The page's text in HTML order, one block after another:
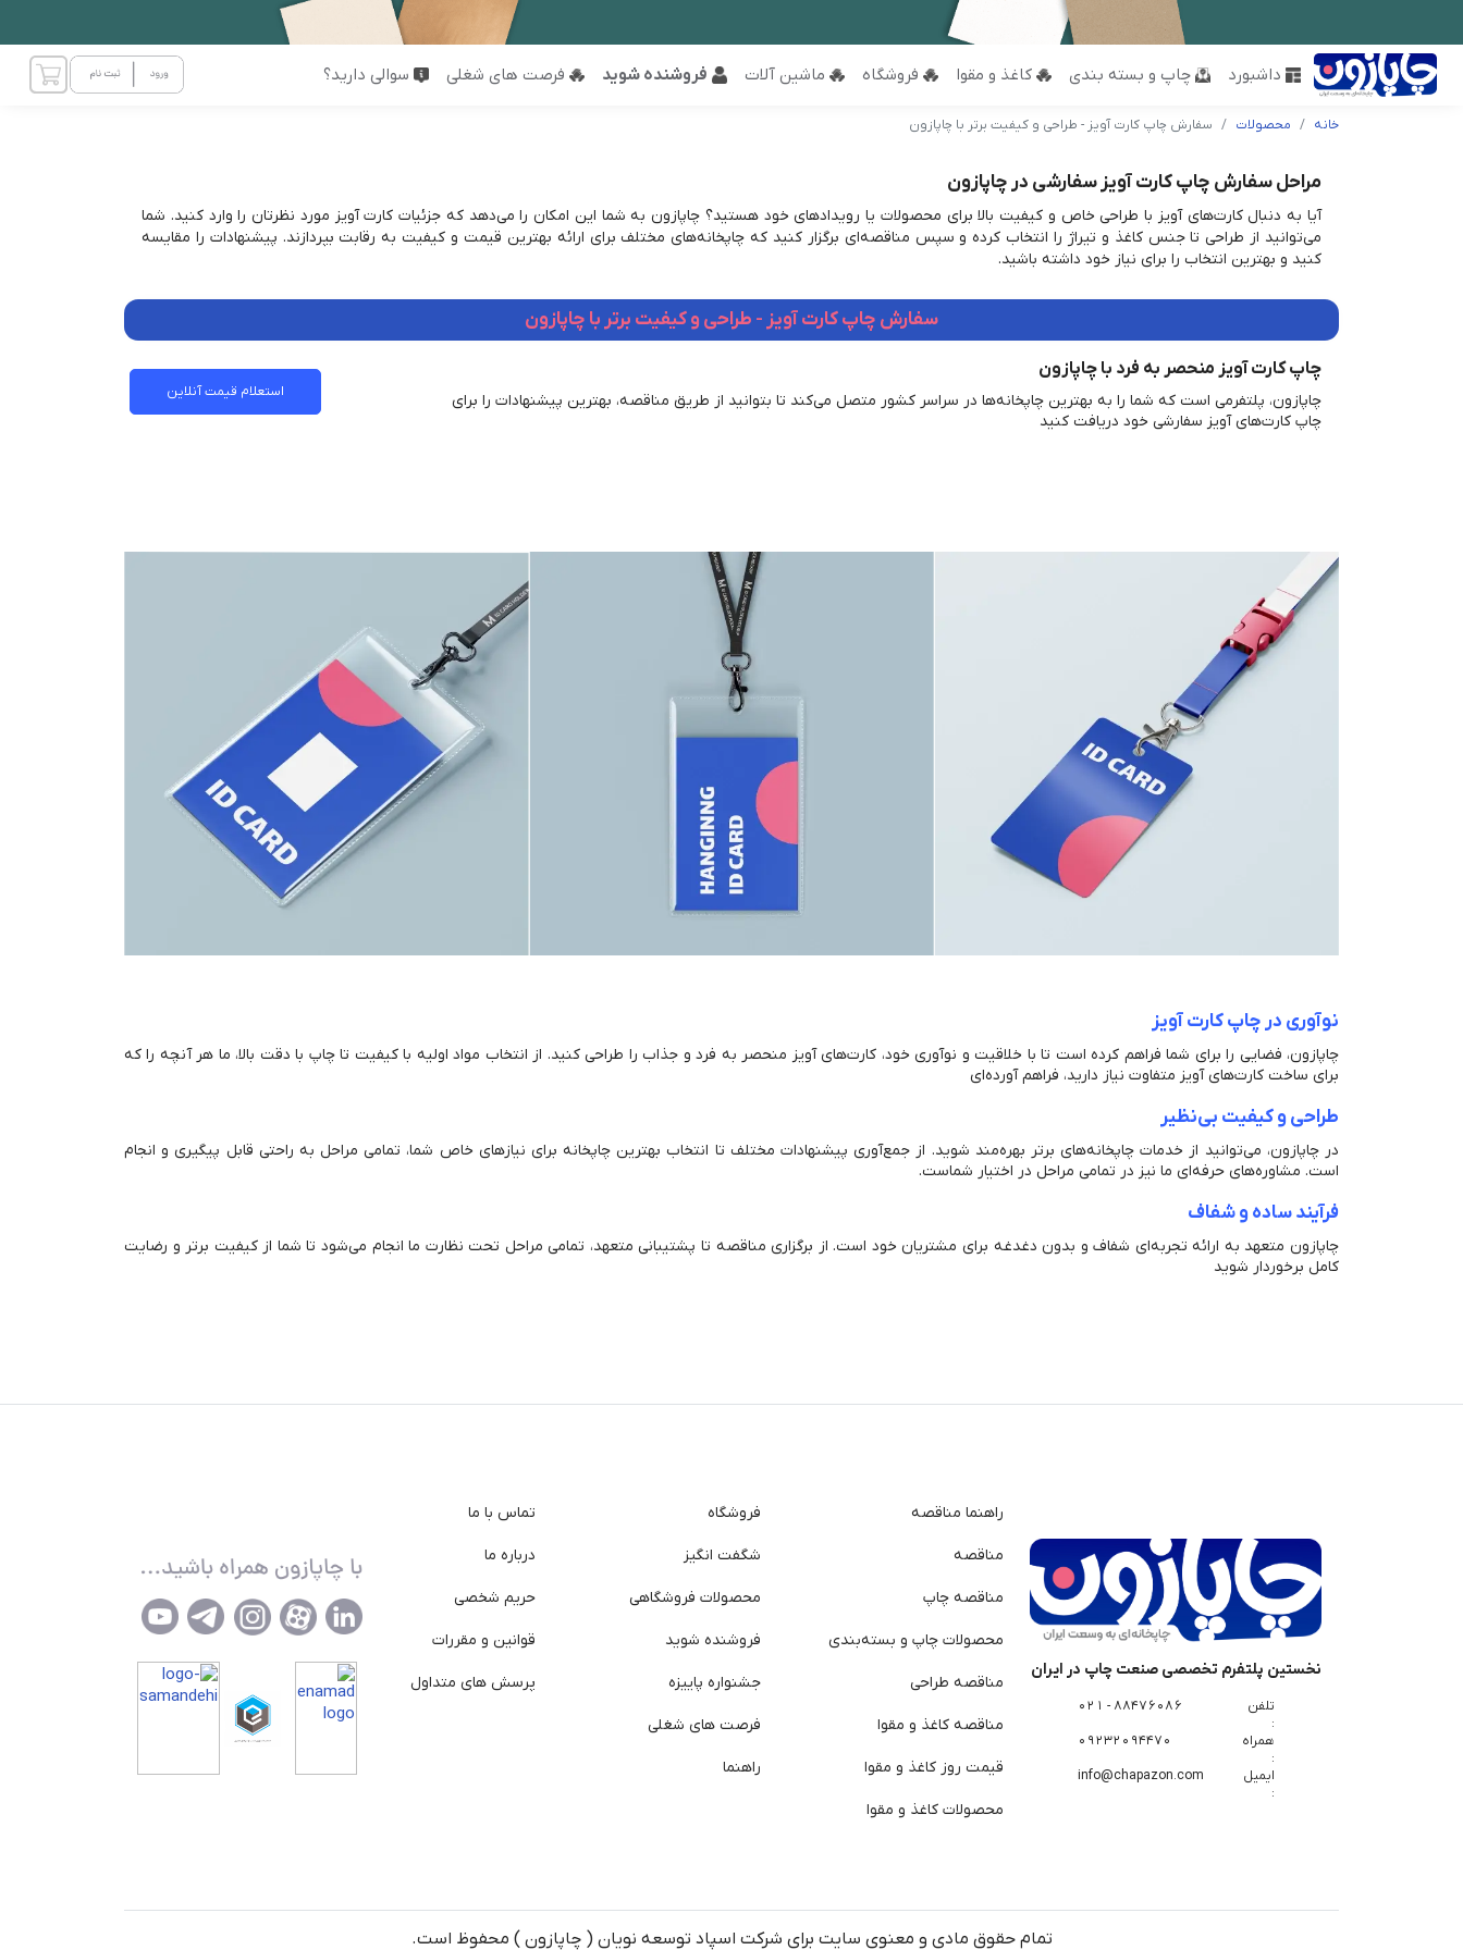
داشبورد چاپ و بسته بندی کاغذ و مقوا فروشگاه ماشین آلات فروشنده شوید فرصت های شغلی سوالی دارید؟
خانه محصولات سفارش چاپ کارت آویز - طراحی و کیفیت برتر با چاپازون
مراحل سفارش چاپ کارت آویز سفارشی در چاپازون
آیا به دنبال کارت‌های آویز با طراحی خاص و کیفیت بالا برای محصولات یا رویدادهای خود هستید؟ چاپازون به شما این امکان را می‌دهد که جزئیات کارت آویز مورد نظرتان را وارد کنید. شما
می‌توانید از طراحی تا جنس کاغذ و تیراژ را انتخاب کرده و سپس مناقصه‌ای برگزار کنید که چاپخانه‌های مختلف برای ارائه بهترین قیمت و کیفیت به رقابت بپردازند. پیشنهادات را مقایسه
کنید و بهترین انتخاب را برای نیاز خود داشته باشید.
سفارش چاپ کارت آویز - طراحی و کیفیت برتر با چاپازون
چاپ کارت آویز منحصر به فرد با چاپازون
چاپازون، پلتفرمی است که شما را به بهترین چاپخانه‌ها در سراسر کشور متصل می‌کند تا بتوانید از طریق مناقصه، بهترین پیشنهادات را برای
چاپ کارت‌های آویز سفارشی خود دریافت کنید
استعلام قیمت آنلاین
نوآوری در چاپ کارت آویز
چاپازون، فضایی را برای شما فراهم کرده است تا با خلاقیت و نوآوری خود، کارت‌های آویز منحصر به فرد و جذاب را طراحی کنید. از انتخاب مواد اولیه با کیفیت تا چاپ با دقت بالا، ما هر آنچه را که
برای ساخت کارت‌های آویز متفاوت نیاز دارید، فراهم آورده‌ای
طراحی و کیفیت بی‌نظیر
در چاپازون، می‌توانید از خدمات چاپخانه‌های برتر بهره‌مند شوید. از جمع‌آوری پیشنهادات مختلف تا انتخاب بهترین چاپخانه برای نیازهای خاص شما، تمامی مراحل به راحتی قابل پیگیری و انجام
است. مشاوره‌های حرفه‌ای ما نیز در تمامی مراحل در اختیار شماست.
فرآیند ساده و شفاف
چاپازون متعهد به ارائه تجربه‌ای شفاف و بدون دغدغه برای مشتریان خود است. از برگزاری مناقصه تا پشتیبانی متعهد، تمامی مراحل تحت نظارت ما انجام می‌شود تا شما از کیفیت برتر و رضایت
کامل برخوردار شوید
نخستین پلتفرم تخصصی صنعت چاپ در ایران
تلفن
:
88476086 - 021
همراه
:
09232094470
ایمیل
:
info@chapazon.com
راهنما مناقصه
مناقصه
مناقصه چاپ
محصولات چاپ و بسته‌بندی
مناقصه طراحی
مناقصه کاغذ و مقوا
قیمت روز کاغذ و مقوا
محصولات کاغذ و مقوا
فروشگاه
شگفت انگیز
محصولات فروشگاهی
فروشنده شوید
جشنواره پاییزه
فرصت های شغلی
راهنما
تماس با ما
درباره ما
حریم شخصی
قوانین و مقررات
پرسش های متداول
تمام حقوق مادی و معنوی سایت برای شرکت اسپاد توسعه نویان ( چاپازون ) محفوظ است.